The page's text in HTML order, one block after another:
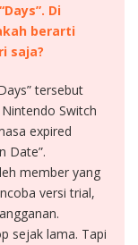
Di
berarti
saja?
tersebut
Switch
expired
Date”.
member yang
versi trial,
sejak lama. Tapi